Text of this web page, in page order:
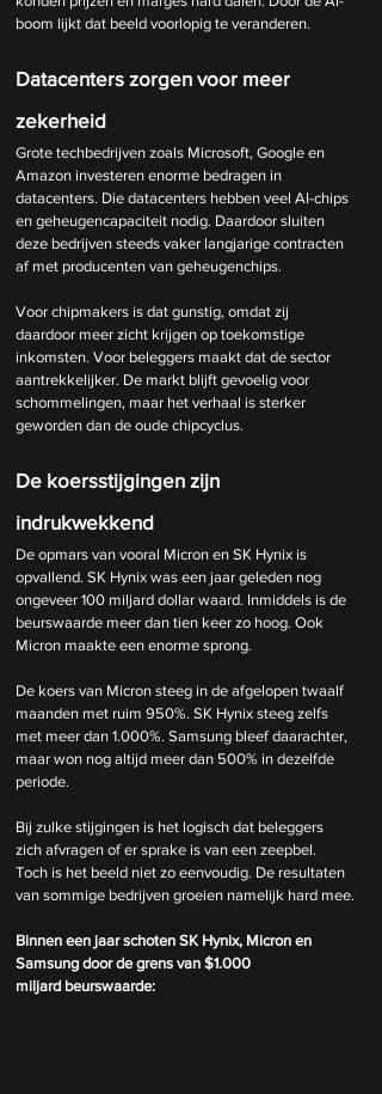
boom lijkt dat beeld voorlopig te veranderen.
Datacenters zorgen voor meer
zekerheid
Grote techbedrijven zoals Microsoft, Google en
Amazon investeren enorme bedragen in
datacenters. Die datacenters hebben veel AI-chips
en geheugencapaciteit nodig. Daardoor sluiten
deze bedrijven steeds vaker langjarige contracten
af met producenten van geheugenchips.
Voor chipmakers is dat gunstig, omdat zij
daardoor meer zicht krijgen op toekomstige
inkomsten. Voor beleggers maakt dat de sector
aantrekkelijker. De markt blijft gevoelig voor
schommelingen, maar het verhaal is sterker
geworden dan de oude chipcyclus.
De koersstijgingen zijn
indrukwekkend
De opmars van vooral Micron en SK Hynix is
opvallend. SK Hynix was een jaar geleden nog
ongeveer 100 miljard dollar waard. Inmiddels is de
beurswaarde meer dan tien keer zo hoog. Ook
Micron maakte een enorme sprong.
De koers van Micron steeg in de afgelopen twaalf
maanden met ruim 950%. SK Hynix steeg zelfs
met meer dan 1.000%. Samsung bleef daarachter,
maar won nog altijd meer dan 500% in dezelfde
periode.
Bij zulke stijgingen is het logisch dat beleggers
zich afvragen of er sprake is van een zeepbel.
Toch is het beeld niet zo eenvoudig. De resultaten
van sommige bedrijven groeien namelijk hard mee.
Binnen een jaar schoten SK Hynix, Micron en
Samsung door de grens van $1.000
miljard beurswaarde: